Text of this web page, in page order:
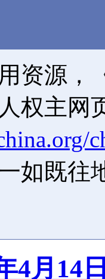
资源，
权主网
如既往
4月14